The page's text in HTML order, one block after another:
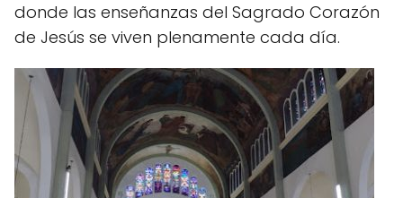
donde las enseñanzas del Sagrado Corazón
de Jesús se viven plenamente cada día.